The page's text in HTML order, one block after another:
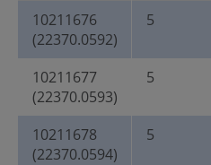
10211676
(22370.0592)
5
10211677
(22370.0593)
5
10211678
(22370.0594)
5